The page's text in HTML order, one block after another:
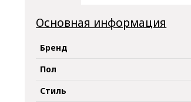
Основная информация
Бренд
Пол
Стиль